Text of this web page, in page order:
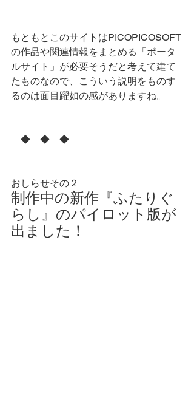
もともとこのサイトはPICOPICOSOFT
の作品や関連情報をまとめる「ポータ
ルサイト」が必要そうだと考えて建て
たものなので、こういう説明をものす
るのは面目躍如の感がありますね。
◆　◆　◆
おしらせその２
制作中の新作『ふたりぐ
らし』のパイロット版が
出ました！